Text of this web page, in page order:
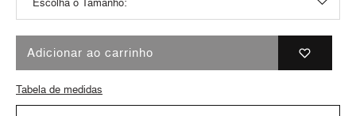
Adicionar ao carrinho
Tabela de medidas